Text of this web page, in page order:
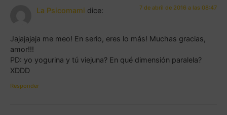
La Psicomami dice: 7 de abril de 2016 a las 08:47
Jajajajaja me meo! En serio, eres lo más! Muchas gracias,
amor!!!
PD: yo yogurina y tú viejuna? En qué dimensión paralela?
XDDD
Responder